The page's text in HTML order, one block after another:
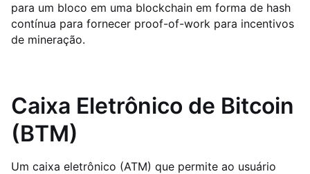
para um bloco em uma blockchain em forma de hash
contínua para fornecer proof-of-work para incentivos
de mineração.
Caixa Eletrônico de Bitcoin
(BTM)
Um caixa eletrônico (ATM) que permite ao usuário